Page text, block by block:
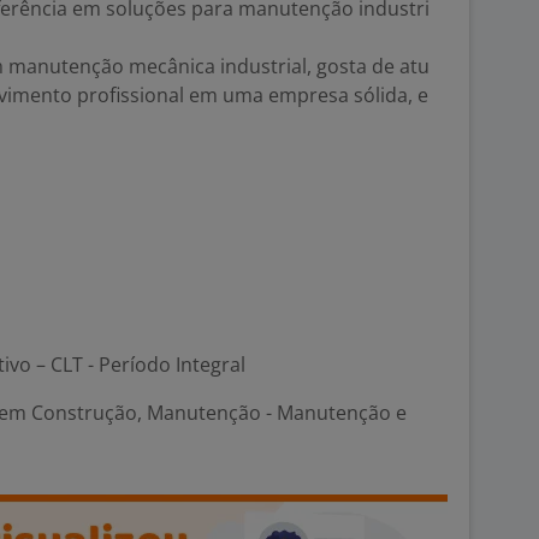
em soluções para manutenção industri
manutenção mecânica industrial, gosta de atu
profissional em uma empresa sólida, e
– CLT - Período Integral
Construção, Manutenção - Manutenção e